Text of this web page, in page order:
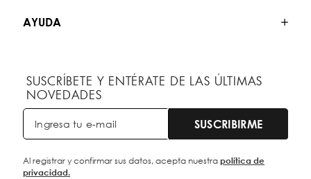
AYUDA
SUSCRÍBETE Y ENTÉRATE DE LAS ÚLTIMAS
NOVEDADES
SUSCRIBIRME
Al registrar y confirmar sus datos, acepta nuestrapolítica de
privacidad.